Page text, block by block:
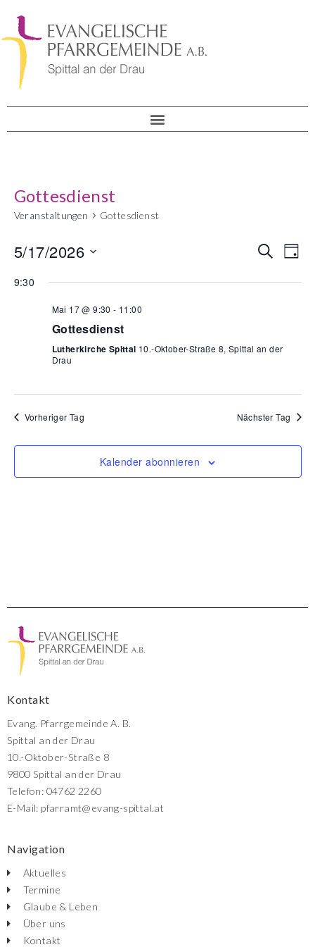
Gottesdienst
Veranstaltungen Gottesdienst
und
Suche
Tag
5/17/2026
wählen.
9:30
Mai 17 @ 9:30 - 11:00
Gottesdienst
Lutherkirche Spittal 10.-Oktober-Straße 8, Spittal an der
Drau
Vorheriger Tag Nächster Tag
Kalender abonnieren
Kontakt
Evang. Pfarrgemeinde A. B.
Spittal an der Drau
10.-Oktober-Straße 8
9800 Spittal an der Drau
Telefon: 04762 2260
E-Mail: pfarramt@evang-spittal.at
Navigation
Aktuelles
Termine
Glaube & Leben
Über uns
Kontakt